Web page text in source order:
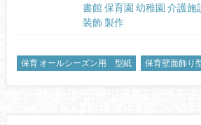
書館 保育園 幼稚園 介護施
装飾 製作
保育 オールシーズン用 型紙 保育壁面飾り